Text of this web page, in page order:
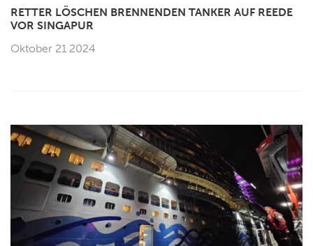
RETTER LÖSCHEN BRENNENDEN TANKER AUF REEDE
VOR SINGAPUR
Oktober 21 2024